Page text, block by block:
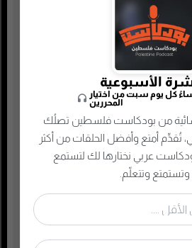
الأسبوعية
كل يوم سبت من اختيار
المحررين
من بودكاست فلسطين تصلُك
تُقدِّم أمتع وأفضل الحلقات من أكثر
بودكاست عربي نختارها لك لتستمع
وتستمتع وتتعلّم.